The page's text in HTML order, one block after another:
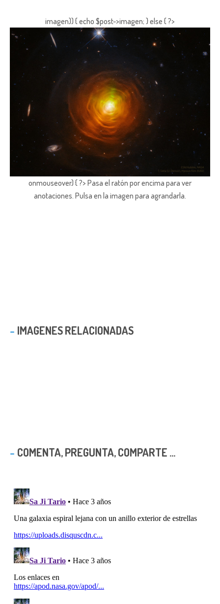
imagen)) { echo $post->imagen; } else { ?>
onmouseover) { ?> Pasa el ratón por encima para ver
anotaciones. Pulsa en la imagen para agrandarla.
IMAGENES RELACIONADAS
COMENTA, PREGUNTA, COMPARTE ...